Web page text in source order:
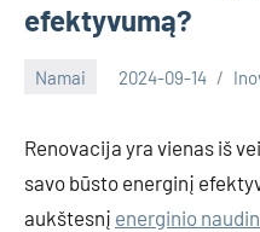
efektyvumą?
Namai 2024-09-14
Renovacija yra vienas iš
savo būsto energinį
aukštesnį energinio